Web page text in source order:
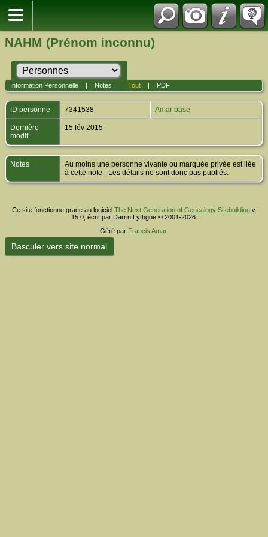
NAHM (Prénom inconnu)
Information Personnelle| Notes Tout| PDF
ID personne 7341538 Amar base
Dernière
modif.
15 fév 2015
Notes
Au moins une personne vivante ou marquée privée est liée
à cette note - Les détails ne sont donc pas publiés.
Ce site fonctionne grace au logiciel The Next Generation of Genealogy Sitebuildingv.
15.0, écrit par Darrin Lythgoe © 2001-2026.
Géré par Francis Amar.
Basculer vers site normal